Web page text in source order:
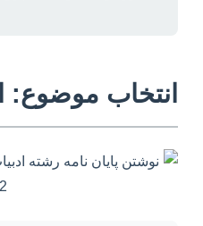
انتخاب موضوع: